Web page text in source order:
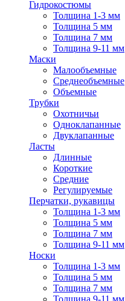
Гидрокостюмы
Толщина 1-3 мм
Толщина 5 мм
Толщина 7 мм
Толщина 9-11 мм
Маски
Малообъемные
Среднеобъемные
Объемные
Трубки
Охотничьи
Одноклапанные
Двуклапанные
Ласты
Длинные
Короткие
Средние
Регулируемые
Перчатки, рукавицы
Толщина 1-3 мм
Толщина 5 мм
Толщина 7 мм
Толщина 9-11 мм
Носки
Толщина 1-3 мм
Толщина 5 мм
Толщина 7 мм
Толщина 9-11 мм